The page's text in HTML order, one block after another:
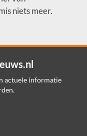
niets meer.
actuele informatie